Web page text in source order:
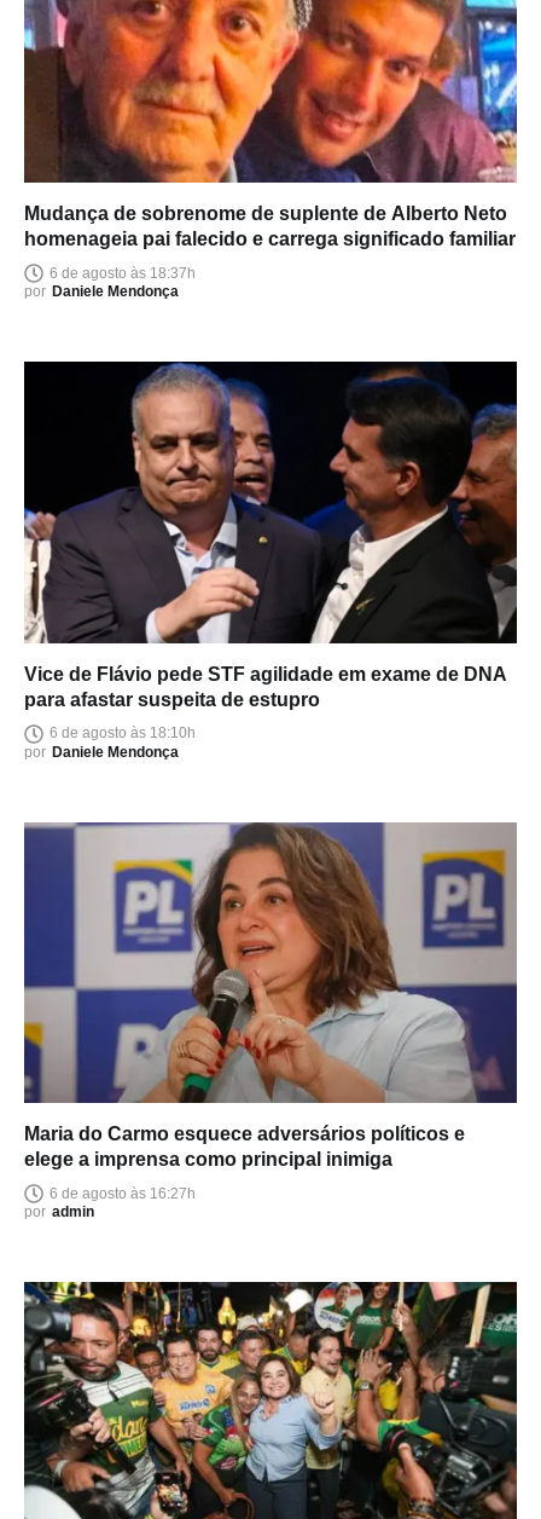
Mudança de sobrenome de suplente de Alberto Neto
homenageia pai falecido e carrega significado familiar
6 de agosto às 18:37h
por Daniele Mendonça
Vice de Flávio pede STF agilidade em exame de DNA
para afastar suspeita de estupro
6 de agosto às 18:10h
por Daniele Mendonça
Maria do Carmo esquece adversários políticos e
elege a imprensa como principal inimiga
6 de agosto às 16:27h
por admin